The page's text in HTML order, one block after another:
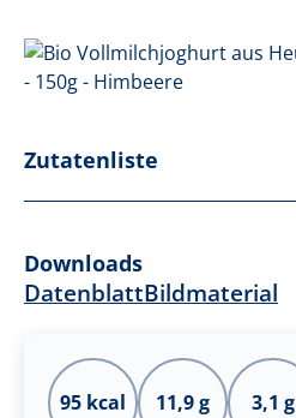
Zutatenliste
Downloads
DatenblattBildmaterial
95 kcal 11,9 g 3,1 g